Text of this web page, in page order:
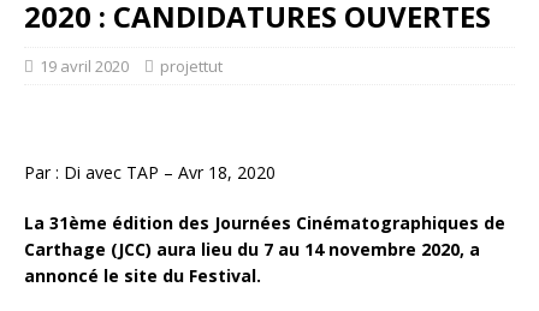
2020 : CANDIDATURES OUVERTES
19 avril 2020 projettut
Par : Di avec TAP – Avr 18, 2020
La 31ème édition des Journées Cinématographiques de
Carthage (JCC) aura lieu du 7 au 14 novembre 2020, a
annoncé le site du Festival.